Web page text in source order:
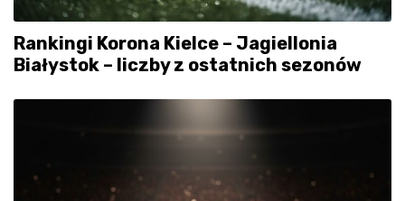
Rankingi Korona Kielce – Jagiellonia
Białystok – liczby z ostatnich sezonów